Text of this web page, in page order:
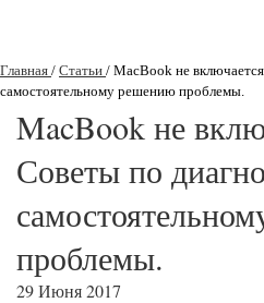
Главная / Статьи / MacBook не
самостоятельному решению проблемы.
MacBook не
Советы по
проблемы.
29 Июня 2017